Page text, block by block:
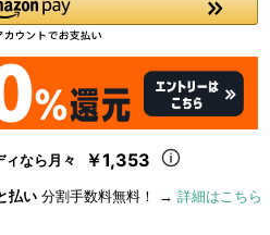
ィなら月々 ￥1,353
払い 分割手数料無料！ → 詳細はこちら